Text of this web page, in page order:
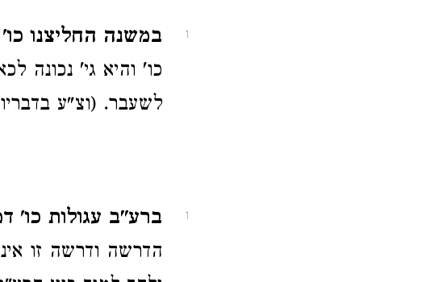
1 במשנה החליצנו
כו' והיא גי' נכונה
לשעבר. (וצ"ע
1 ברע"ב עגולות כו'
הדרשה ודרשה זו